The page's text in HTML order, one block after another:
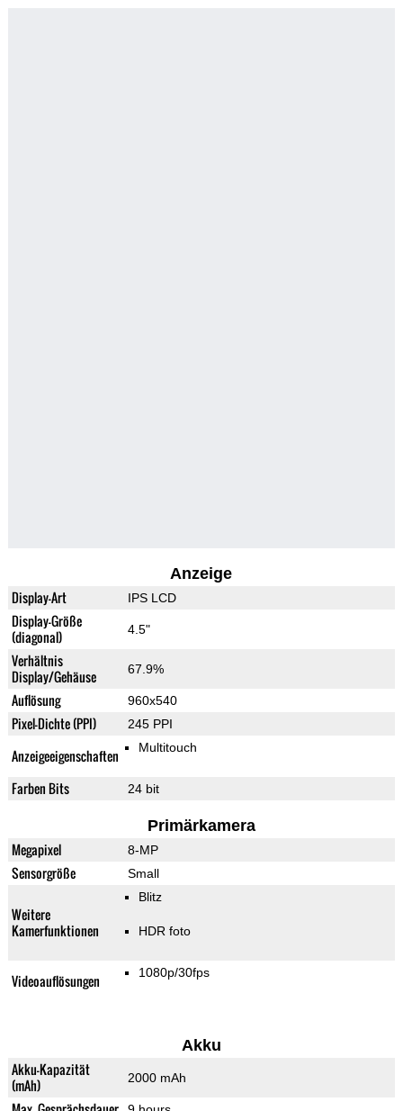
Anzeige
Display-Art IPS LCD
Display-Größe
(diagonal)
4.5"
Verhältnis
Display/Gehäuse
67.9%
Auflösung 960x540
Pixel-Dichte (PPI) 245 PPI
Anzeigeeigenschaften Multitouch
Farben Bits 24 bit
Primärkamera
Megapixel 8-MP
Sensorgröße Small
Weitere
Kamerfunktionen
Blitz
HDR foto
Videoauflösungen 1080p/30fps
Akku
Akku-Kapazität
(mAh)
2000 mAh